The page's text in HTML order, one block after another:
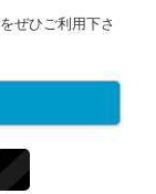
をぜひご利用下さ